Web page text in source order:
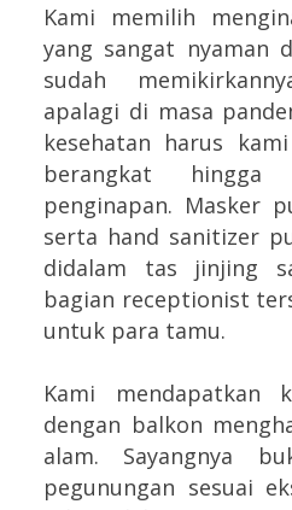
Kami memilih
yang sangat nyaman
sudah
apalagi di masa
kesehatan harus
berangkat
penginapan. Masker
serta hand sanitizer
didalam tas jinjing
bagian receptionist
untuk para tamu.
Kami
dengan balkon
alam. Sayangnya
pegunungan sesuai